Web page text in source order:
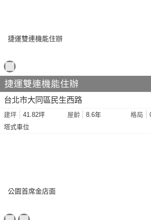
捷運雙連機能住辦
台北市大同區民生西路
建坪 41.82坪 屋齡 8.6年 格局
塔式車位